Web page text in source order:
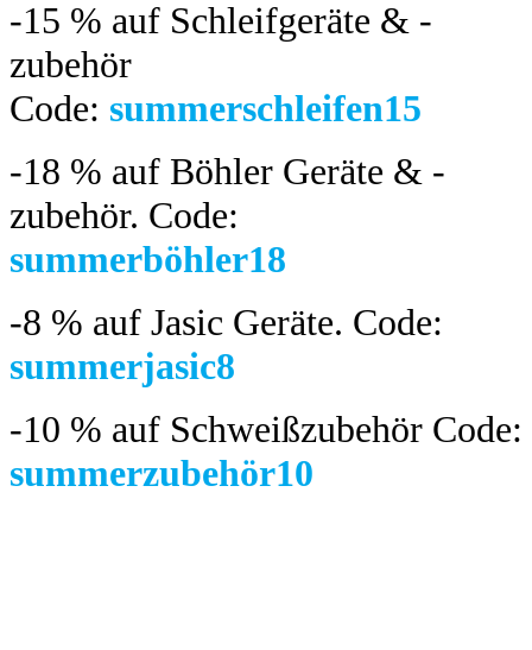
-15 % auf Schleifgeräte & -
zubehör
Code: summerschleifen15
-18 % auf Böhler Geräte & -
zubehör. Code:
summerböhler18
-8 % auf Jasic Geräte. Code:
summerjasic8
-10 % auf Schweißzubehör Code:
summerzubehör10